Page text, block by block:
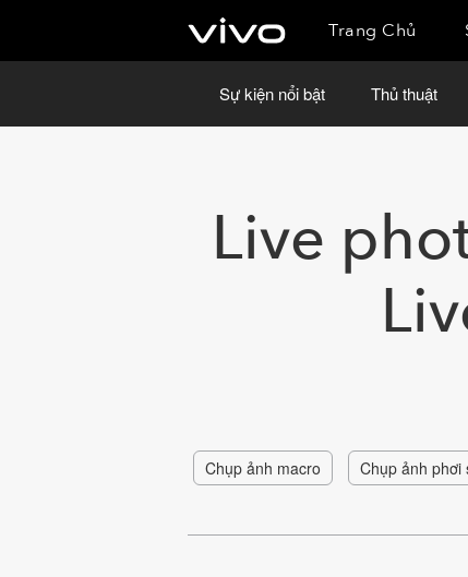
Trang Chủ
Sự kiện nổi bật Thủ thuật
Live
Chụp ảnh macro Chụp ảnh phơi